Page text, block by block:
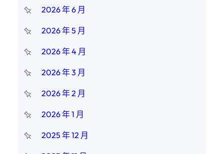
2026 年 6 月
2026 年 5 月
2026 年 4 月
2026 年 3 月
2026 年 2 月
2026 年 1 月
2025 年 12 月